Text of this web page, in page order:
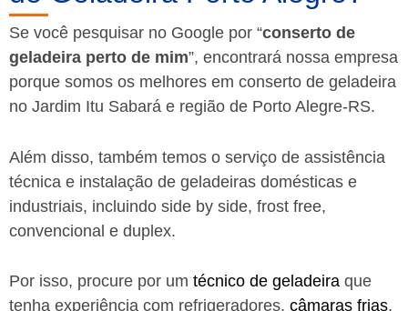
Se você pesquisar no Google por “conserto de
geladeira perto de mim”, encontrará nossa empresa
porque somos os melhores em conserto de geladeira
no Jardim Itu Sabará e região de Porto Alegre-RS.
Além disso, também temos o serviço de assistência
técnica e instalação de geladeiras domésticas e
industriais, incluindo side by side, frost free,
convencional e duplex.
Por isso, procure por um técnico de geladeira que
tenha experiência com refrigeradores, câmaras frias,